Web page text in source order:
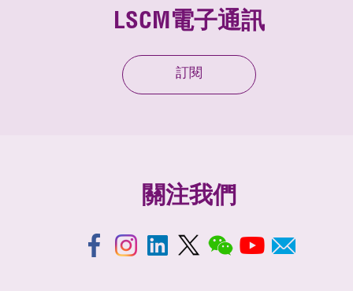
免卻人手輸入數據，及排除輸入錯誤資料的機會，讓提取
貨物的過程更簡便快捷，同時協助優化整個流程，提高效
國際機場舉辦之「智能機場科技創新獎」中，獲頒發「智
能機場科技創新獎–卓越營運」大獎。我們很高興LSCM
LSCM電子通訊
訂閱
關注我們